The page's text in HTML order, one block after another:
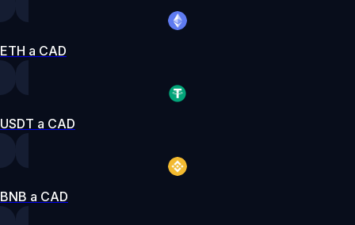
ETH a CAD
USDT a CAD
BNB a CAD